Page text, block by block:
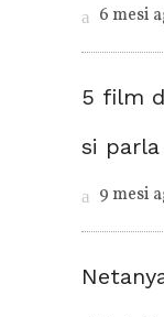
6 mesi
5 film
si
9 mesi